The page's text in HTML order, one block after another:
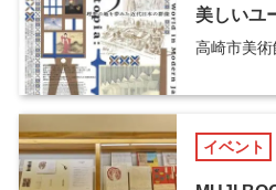
美しいユ
高崎市美術
イベント